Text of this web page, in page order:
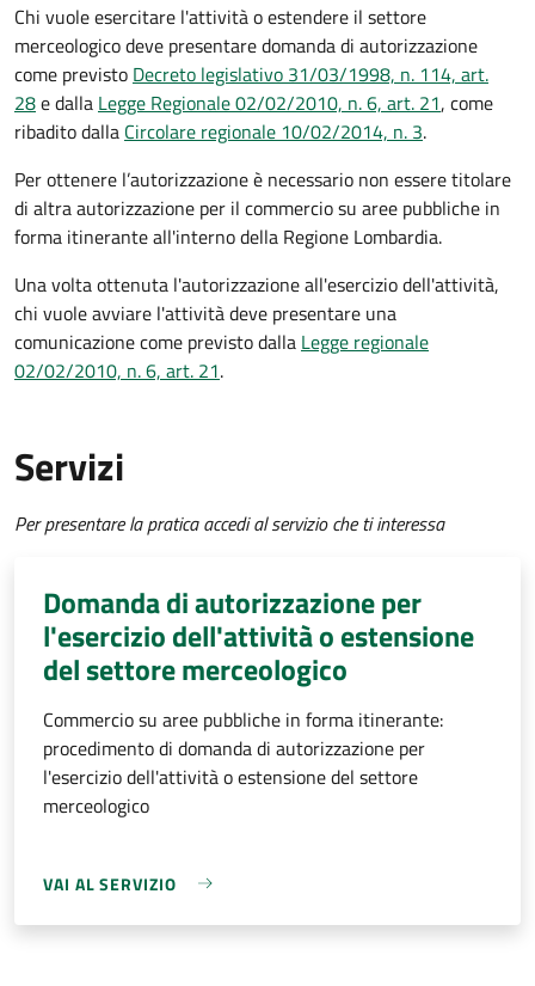
Chi vuole esercitare l'attività o estendere il settore
merceologico deve presentare domanda di autorizzazione
come previsto Decreto legislativo 31/03/1998, n. 114, art.
28e dalla Legge Regionale 02/02/2010, n. 6, art. 21, come
ribadito dalla Circolare regionale 10/02/2014, n. 3.
Per ottenere l’autorizzazione è necessario non essere titolare
di altra autorizzazione per il commercio su aree pubbliche in
forma itinerante all'interno della Regione Lombardia.
Una volta ottenuta l'autorizzazione all'esercizio dell'attività,
chi vuole avviare l'attività deve presentare una
comunicazione come previsto dalla Legge regionale
02/02/2010, n. 6, art. 21.
Servizi
Per presentare la pratica accedi al servizio che ti interessa
Domanda di autorizzazione per
l'esercizio dell'attività o estensione
del settore merceologico
Commercio su aree pubbliche in forma itinerante:
procedimento di domanda di autorizzazione per
l'esercizio dell'attività o estensione del settore
merceologico
VAI AL SERVIZIO